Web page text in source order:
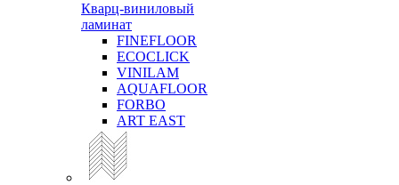
Кварц-виниловый
ламинат
FINEFLOOR
ECOCLICK
VINILAM
AQUAFLOOR
FORBO
ART EAST